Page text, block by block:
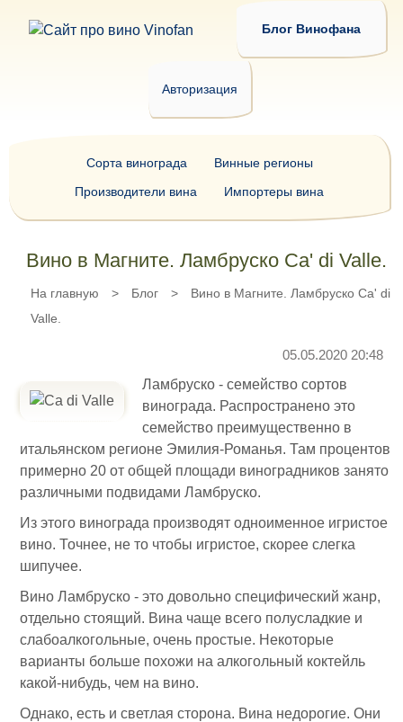
Блог Винофана
Авторизация
Вино в Магните. Ламбруско Ca' di Valle.
На главную > Блог >
Вино в Магните. Ламбруско Ca' di
Valle.
05.05.2020 20:48
Ламбруско - семейство сортов
винограда. Распространено это
семейство преимущественно в
итальянском регионе Эмилия-Романья. Там процентов
примерно 20 от общей площади виноградников занято
различными подвидами Ламбруско.
Из этого винограда производят одноименное игристое
вино. Точнее, не то чтобы игристое, скорее слегка
шипучее.
Вино Ламбруско - это довольно специфический жанр,
отдельно стоящий. Вина чаще всего полусладкие и
слабоалкогольные, очень простые. Некоторые
варианты больше похожи на алкогольный коктейль
какой-нибудь, чем на вино.
Однако, есть и светлая сторона. Вина недорогие. Они
Сорта винограда
Винные регионы
Производители вина
Импортеры вина